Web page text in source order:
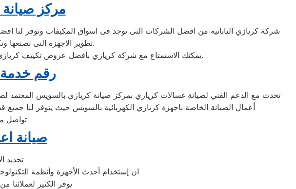
مركز
تطوير الاجهزه التى تصنعها وتكون دقيقه ومتميزه لكى حتى تظل رقم 1 في السوق.
يمكنك الاستمتاع مع شركة كريازي بأفضل عروض تكييف كريازي والخصومات الدائمة على كافة الموديلات من تكييف 1.5 حصان و2.25حصان و3حصان.
رقم
تحدث مع الدعم الفني لصيانة غسالات كريازي بمركز صيانة كريازي بالسويس المعتمد
أعمال الصيانة الخاصة باجهزة كريازي الكهربائية بالسويس حيث يتوفر لنا
تواصل
صيانة
تحديد
ان إستخدام أحدث الأجهزة وأنظمة
يوفر الكثير لعملائنا